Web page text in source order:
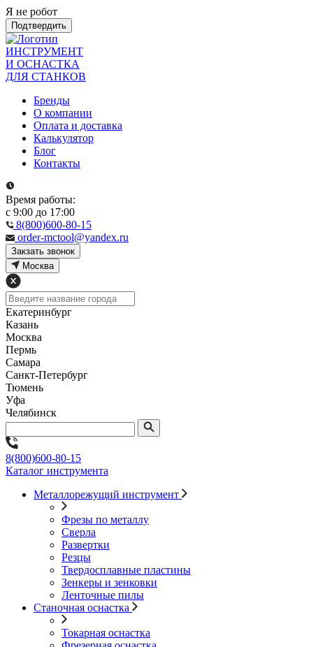
Я не робот
Подтвердить
ИНСТРУМЕНТ
И ОСНАСТКА
ДЛЯ СТАНКОВ
Бренды
О компании
Оплата и доставка
Калькулятор
Блог
Контакты
Время работы:
с 9:00 до 17:00
8(800)600-80-15
order-mctool@yandex.ru
Закзать звонок
Москва
Екатеринбург
Казань
Москва
Пермь
Самара
Санкт-Петербург
Тюмень
Уфа
Челябинск
8(800)600-80-15
Каталог инструмента
Металлорежущий инструмент
Фрезы по металлу
Сверла
Развертки
Резцы
Твердосплавные пластины
Зенкеры и зенковки
Ленточные пилы
Станочная оснастка
Токарная оснастка